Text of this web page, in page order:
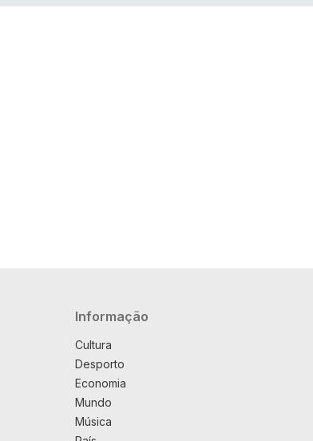
Navegação principal
Informação
Cultura
Desporto
Economia
Mundo
Música